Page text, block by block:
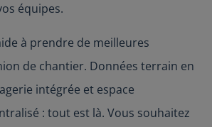
équipes.
à prendre de meilleures
de chantier. Données terrain en
intégrée et espace
: tout est là. Vous souhaitez